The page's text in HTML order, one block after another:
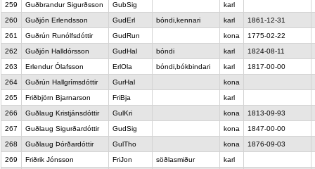
259
Guðbrandur Sigurðsson GubSig
karl
260
Guðjón Erlendsson GudErl bóndi,kennari karl
1861-12-31
261
Guðrún Runólfsdóttir GudRun kona
1775-02-22
262
Guðjón Halldórsson GudHal bóndi karl
1824-08-11
263
Erlendur Ólafsson ErlOla bóndi,bókbindari karl
1817-00-00
264
Guðrún Hallgrímsdóttir GurHal
kona
265
Friðbjörn Bjarnarson FriBja
karl
266
Guðlaug Kristjánsdóttir GulKri kona
1813-09-93
267
Guðlaug Sigurðardóttir GudSig kona
1847-00-00
268
Guðlaug Þórðardóttir GulTho kona
1876-09-03
269
Friðrik Jónsson FriJon söðlasmiður
karl